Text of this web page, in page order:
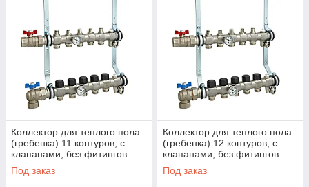
Коллектор для теплого пола
(гребенка) 11 контуров, с
клапанами, без фитингов
Под заказ
Коллектор для теплого пола
(гребенка) 12 контуров, с
клапанами, без фитингов
Под заказ